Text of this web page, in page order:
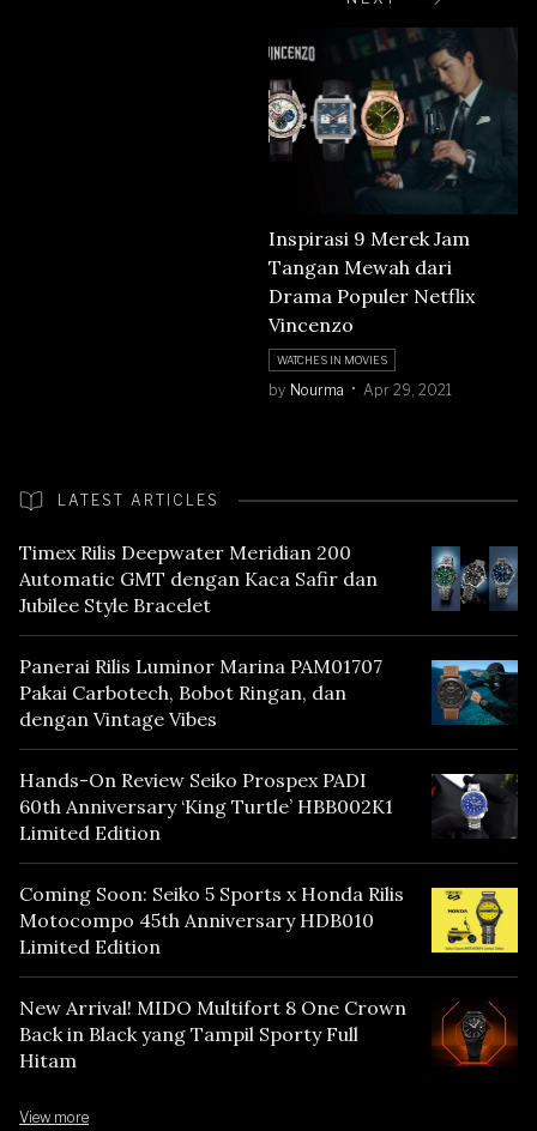
Inspirasi 9 Merek Jam
Tangan Mewah dari
Drama Populer Netflix
Vincenzo
WATCHES IN MOVIES
by Nourma Apr 29, 2021
LATEST ARTICLES
Timex Rilis Deepwater Meridian 200
Automatic GMT dengan Kaca Safir dan
Jubilee Style Bracelet
Panerai Rilis Luminor Marina PAM01707
Pakai Carbotech, Bobot Ringan, dan
dengan Vintage Vibes
Hands-On Review Seiko Prospex PADI
60th Anniversary ‘King Turtle’ HBB002K1
Limited Edition
Coming Soon: Seiko 5 Sports x Honda Rilis
Motocompo 45th Anniversary HDB010
Limited Edition
New Arrival! MIDO Multifort 8 One Crown
Back in Black yang Tampil Sporty Full
Hitam
View more